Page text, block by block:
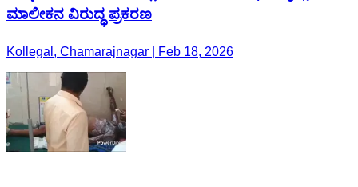
ಮಾಲೀಕನ ವಿರುದ್ಧ ಪ್ರಕರಣ
Kollegal, Chamarajnagar | Feb 18, 2026